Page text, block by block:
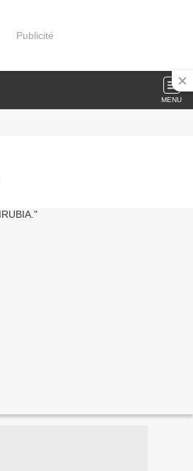
Publicité
MENU